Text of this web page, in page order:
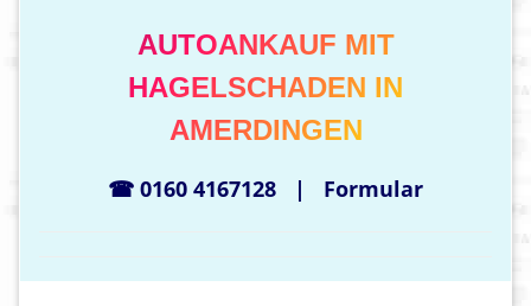
AUTOANKAUF MIT
HAGELSCHADEN IN
AMERDINGEN
☎ 0160 4167128 | Formular